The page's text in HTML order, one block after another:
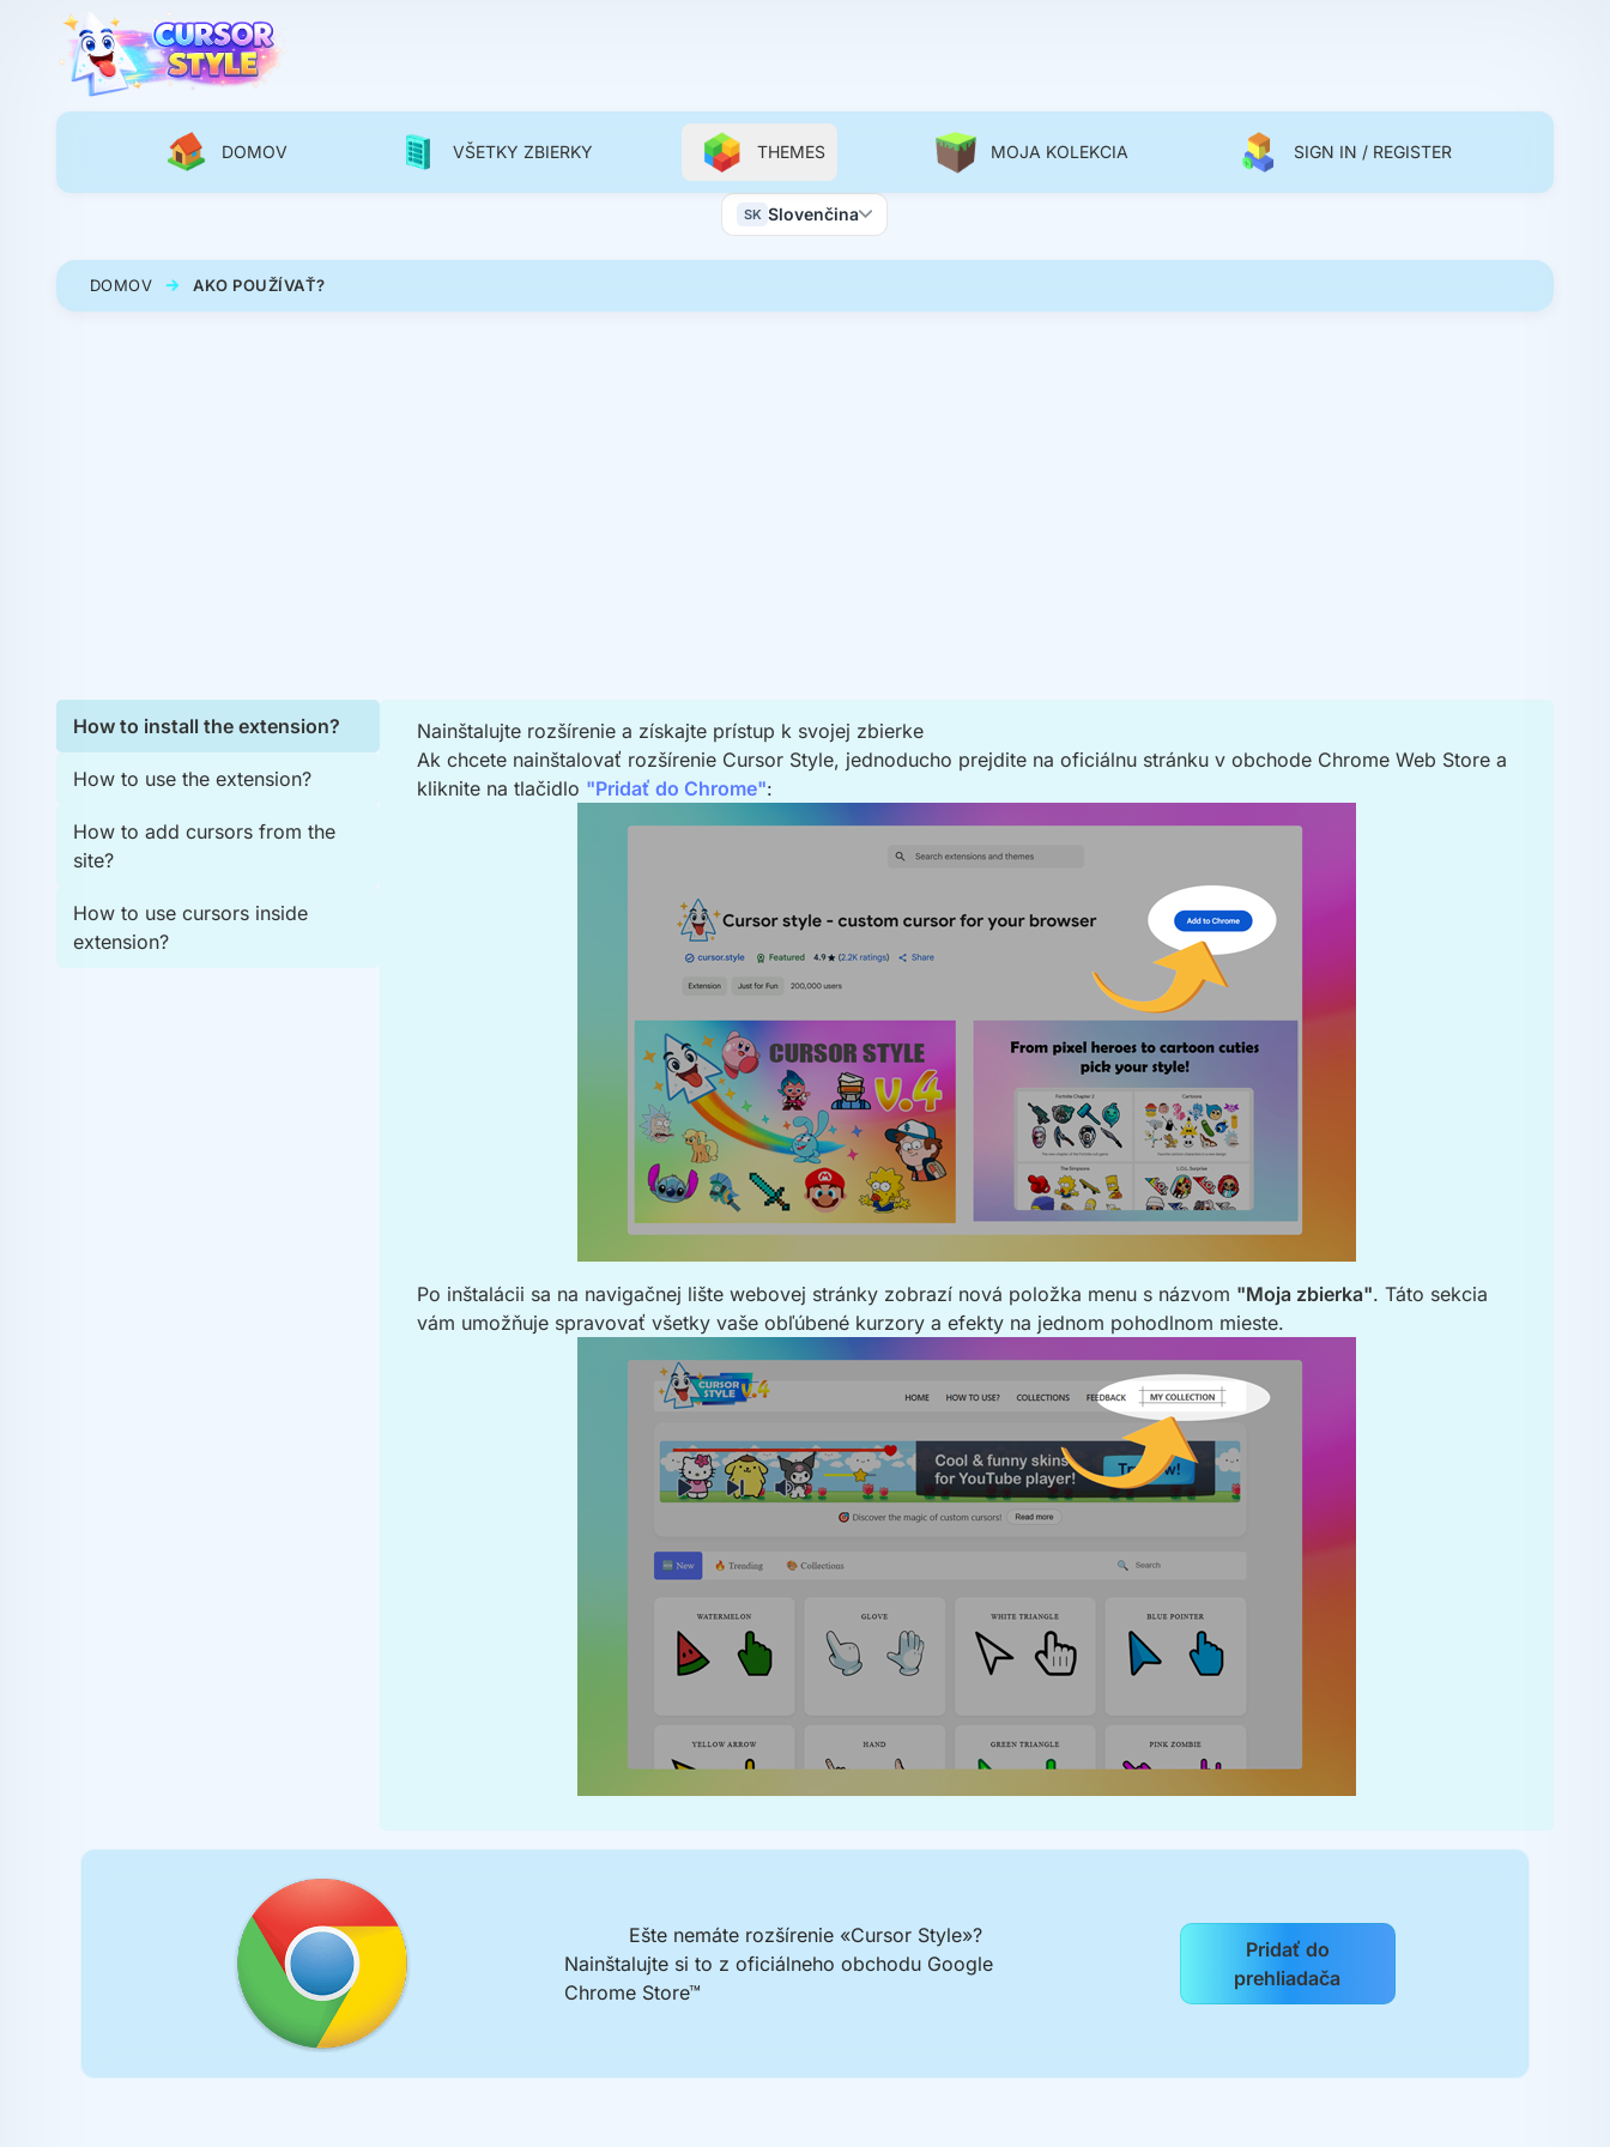
DOMOV VŠETKY ZBIERKY THEMES
Color Scheme
Wallpapers
MOJA KOLEKCIA SIGN IN / REGISTER
SK Slovenčina
DOMOV AKO POUŽÍVAŤ?
How to install the extension?
How to use the extension?
How to add cursors from the
site?
How to use cursors inside
extension?
Nainštalujte rozšírenie a získajte prístup k svojej zbierke
Ak chcete nainštalovať rozšírenie Cursor Style, jednoducho prejdite na oficiálnu stránku v obchode Chrome Web Store a
kliknite na tlačidlo "Pridať do Chrome":
Po inštalácii sa na navigačnej lište webovej stránky zobrazí nová položka menu s názvom "Moja zbierka". Táto sekcia
vám umožňuje spravovať všetky vaše obľúbené kurzory a efekty na jednom pohodlnom mieste.
Ešte nemáte rozšírenie «Cursor Style»?
Nainštalujte si to z oficiálneho obchodu Google
Chrome Store™